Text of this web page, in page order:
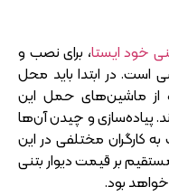
خود ایستا، برای نصب و
است. در ابتدا باید محل
ماشین‌های حمل این
پیاده‌سازی و چیدن آن‌ها
کارگران مختلفی در این
بر قیمت دیوار بتنی
خواهد بود.